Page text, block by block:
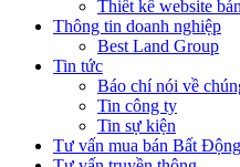
Thiết kế website
Thông tin doanh nghiệp
Best Land Group
Tin tức
Báo chí nói về
Tin công ty
Tin sự kiện
Tư vấn mua bán Bất